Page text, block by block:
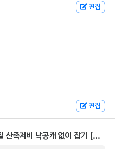
편집
편집
용암 껍질 산족제비 낙공캐 없이 잡기 [원신]